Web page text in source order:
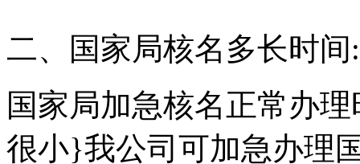
二、国家局核名多长时间:
国家局加急核名正常办
很小}我公司可加急办理